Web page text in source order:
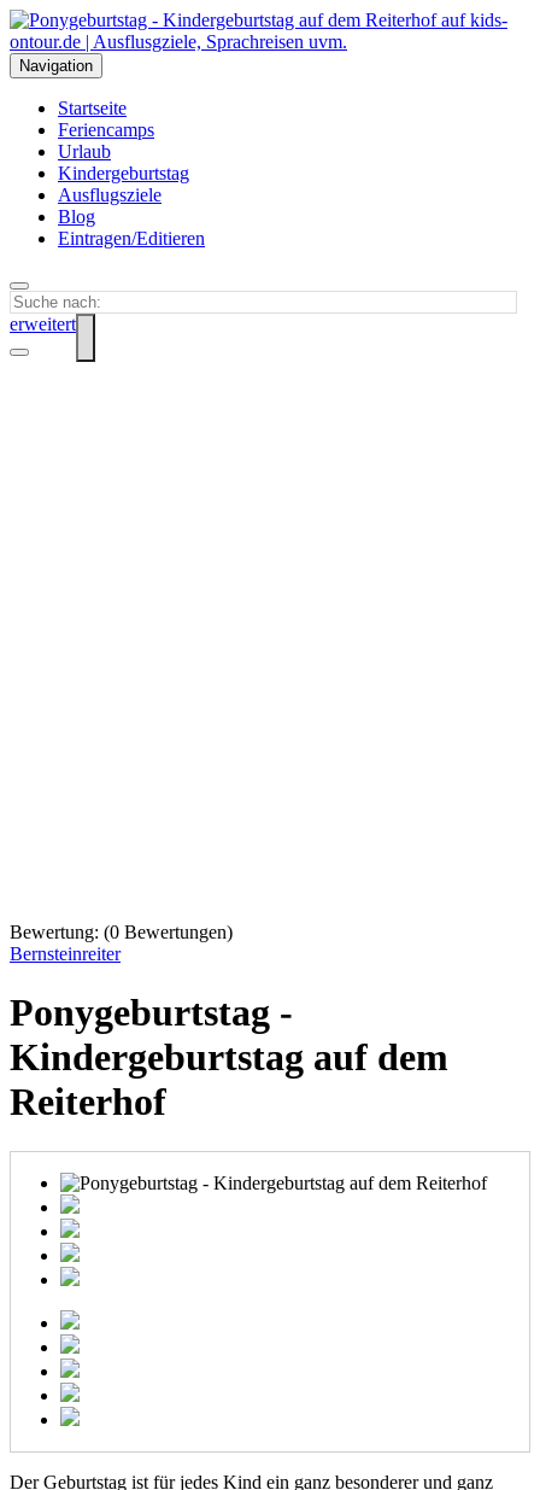
Navigation
Startseite
Feriencamps
Urlaub
Kindergeburtstag
Ausflugsziele
Blog
Eintragen/Editieren
erweitert
Bewertung: (0 Bewertungen)
Bernsteinreiter
Ponygeburtstag -
Kindergeburtstag auf dem
Reiterhof
Der Geburtstag ist für jedes Kind ein ganz besonderer und ganz